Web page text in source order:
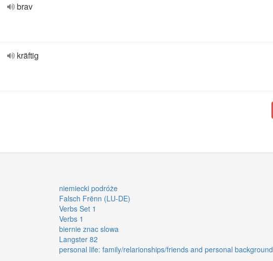
brav
kräftig
niemiecki podróże
Falsch Frënn (LU-DE)
Verbs Set 1
Verbs 1
biernie znac slowa
Langster 82
personal life: family/relarionships/friends and personal background